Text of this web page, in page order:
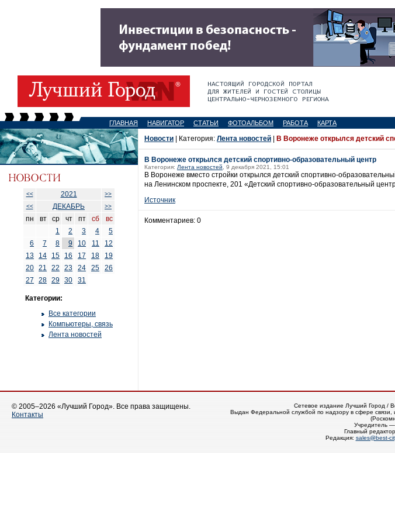
ГЛАВНАЯ НАВИГАТОР СТАТЬИ ФОТОАЛЬБОМ РАБОТА КАРТА
<< 2021
>>
<<
ДЕКАБРЬ >>
пн вт ср чт пт сб
вс
1
2 3 4
5
6
7 8 9 10 11
12
13
14 15 16 17 18
19
20 21 22 23 24 25
26
27
28 29 30 31
Категории:
Все категории
Компьютеры, связь
Лента новостей
Новости | Категория: Лента новостей В Воронеже открылся детский
В Воронеже открылся детский спортивно-образовательный центр
Категория: Лента новостей , 9 декабря 2021, 15:01
В Воронеже вместо стройки открылся детский спортивно-
на Ленинском проспекте, 201 «Детский спортивно-образовательный
Источник
Комментариев: 0
© 2005–2026 «Лучший Город». Все права защищены.
Контакты
Сетевое издание Лучший Город /
Выдан Федеральной службой по надзору в сфере
Учредитель
Главный
Редакция: sales@best-